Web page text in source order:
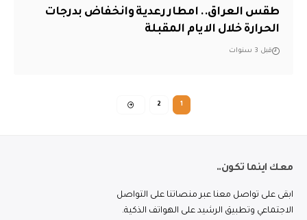
طقس العراق.. امطار رعدية وانخفاض بدرجات
الحرارة خلال الايام المقبلة
قبل 3 سنوات
1
2
معك اينما تكون..
ابقى على تواصل معنا عبر منصاتنا على التواصل
الاجتماعي وتطبيق الرشيد على الهواتف الذكية.